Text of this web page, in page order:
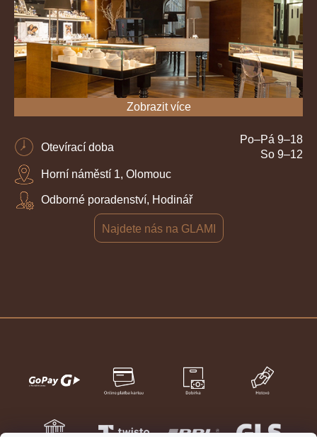
Zobrazit více
Otevírací doba
Po–Pá 9–18
So 9–12
Horní náměstí 1, Olomouc
Odborné poradenství, Hodinář
Najdete nás na GLAMI